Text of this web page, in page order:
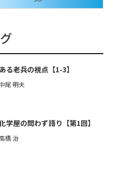
ある老兵の視点【1-3】
中尾 明夫
学屋の問わず語り【第1回】
橋 治